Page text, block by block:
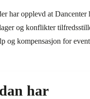
har opplevd at Dancenter
og konflikter
og kompensasjon for
har